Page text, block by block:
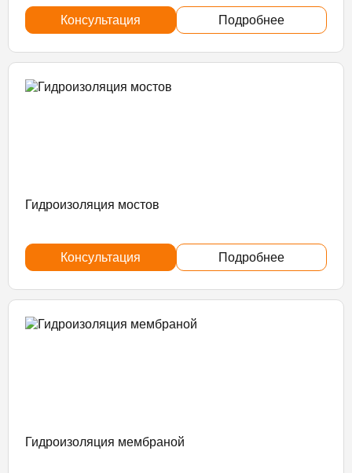
Консультация Подробнее
Гидроизоляция мостов
Консультация Подробнее
Гидроизоляция мембраной